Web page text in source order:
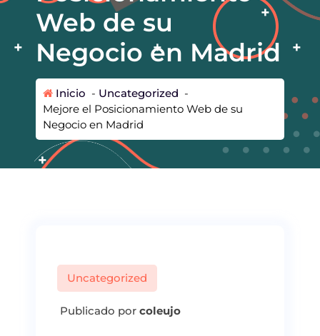
Web de su
Negocio en Madrid
Inicio - Uncategorized -
Mejore el Posicionamiento Web de su
Negocio en Madrid
Uncategorized
Publicado por coleujo